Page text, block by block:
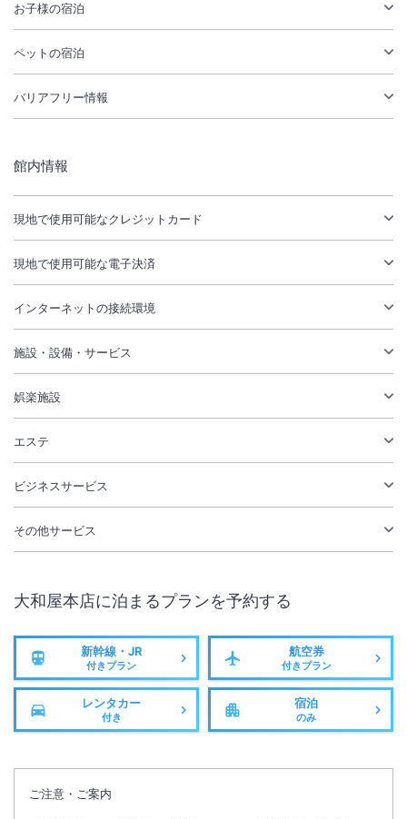
お子様の宿泊
ペットの宿泊
バリアフリー情報
館内情報
現地で使用可能なクレジットカード
現地で使用可能な電子決済
インターネットの接続環境
施設・設備・サービス
娯楽施設
エステ
ビジネスサービス
その他サービス
大和屋本店に泊まるプランを予約する
新幹線・JR
付きプラン
航空券
付きプラン
レンタカー
付き
宿泊
のみ
ご注意・ご案内